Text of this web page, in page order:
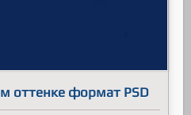
оттенке формат PSD